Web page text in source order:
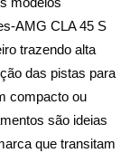
AMG CLA 45 S
trazendo alta
das pistas para
compacto ou
são ideias
que transitam